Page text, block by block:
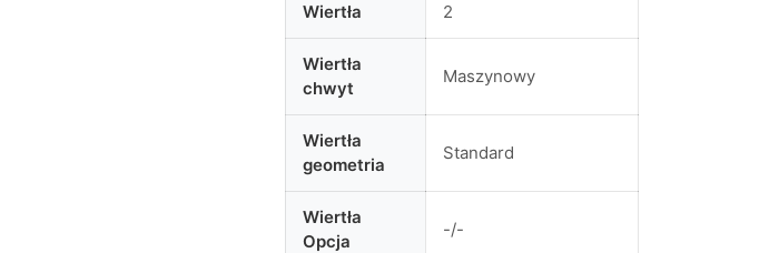
Wiertła 2
Wiertła
chwyt
Maszynowy
Wiertła
geometria
Standard
Wiertła
Opcja
-/-